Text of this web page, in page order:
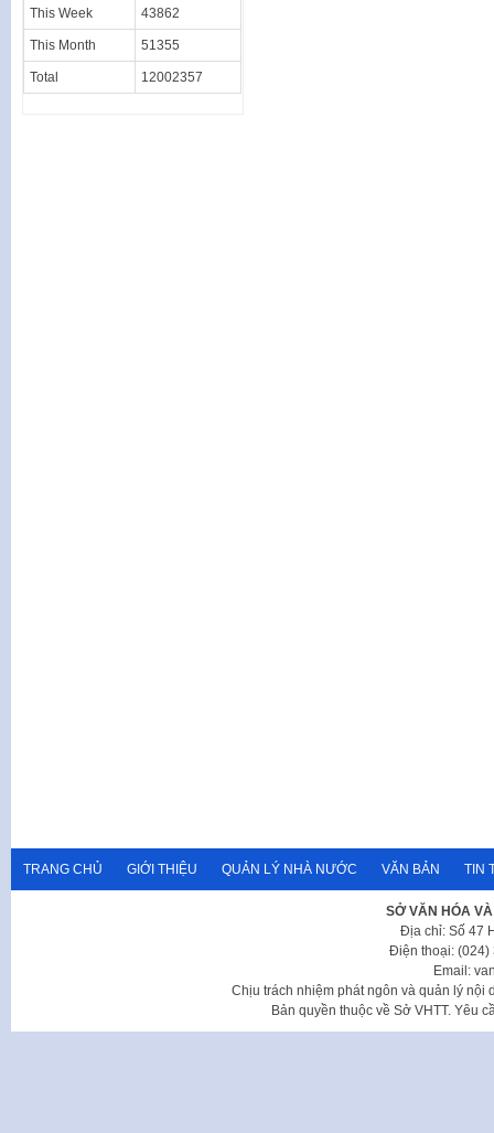
This Week 43862
This Month 51355
Total 12002357
TRANG CHỦ GIỚI THIỆU QUẢN LÝ NHÀ NƯỚC VĂN BẢN TIN
SỞ VĂN HÓA
Địa chỉ: Số 47
Điện thoại: (024)
Email:
Chịu trách nhiệm phát ngôn và quản lý nội
Bản quyền thuộc về Sở VHTT. Yêu